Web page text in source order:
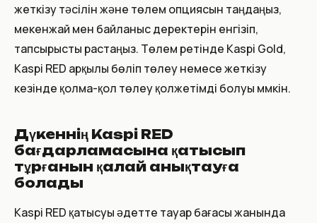
жеткізу тәсілін және төлем опциясын таңдаңыз,
мекенжай мен байланыс деректерін енгізіп,
тапсырысты растаңыз. Төлем ретінде Kaspi Gold,
Kaspi RED арқылы бөліп төлеу немесе жеткізу
кезінде қолма-қол төлеу қолжетімді болуы мүмкін.
Дүкеннің Kaspi RED
бағдарламасына қатысып
тұрғанын қалай анықтауға
болады
Kaspi RED қатысуы әдетте тауар бағасы жанында